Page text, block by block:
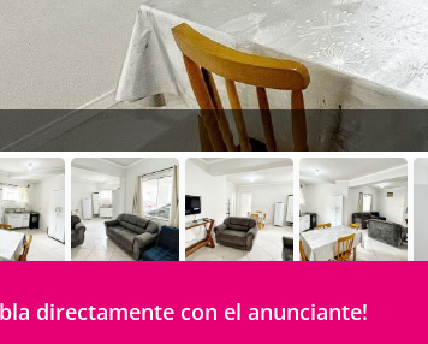
directamente con el anunciante!